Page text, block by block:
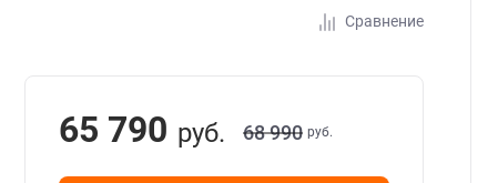
Сравнение
65 790 руб. 68 990 руб.